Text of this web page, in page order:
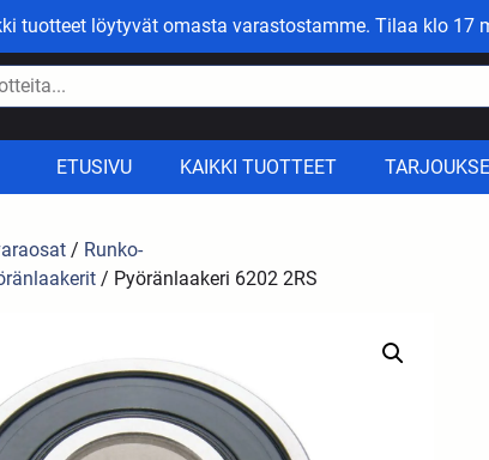
tuotteet löytyvät omasta varastostamme. Tilaa klo 17
ETUSIVU KAIKKI TUOTTEET
/ Runko-
/ Pyöränlaakeri 6202 2RS